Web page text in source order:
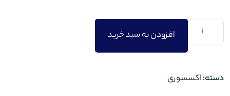
افزودن به سبد خرید
دسته:اکسسوری